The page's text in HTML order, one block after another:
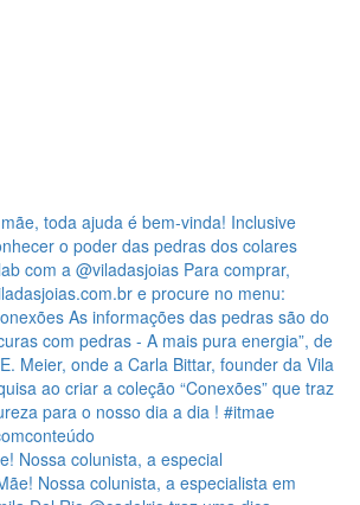
Nossa colunista, a especial